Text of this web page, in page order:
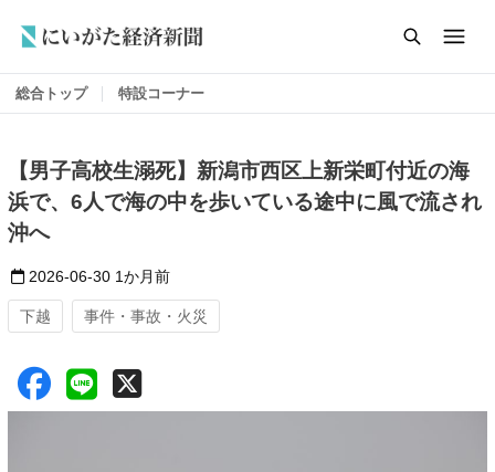
総合トップ 特設コーナー
【男子高校生溺死】新潟市西区上新栄町付近の海
浜で、6人で海の中を歩いている途中に風で流され
沖へ
2026-06-30 1か月前
下越 事件・事故・火災